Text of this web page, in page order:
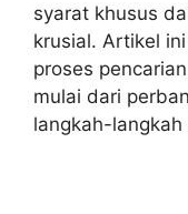
syarat khusus
krusial. Artikel
proses
mulai dari
langkah-